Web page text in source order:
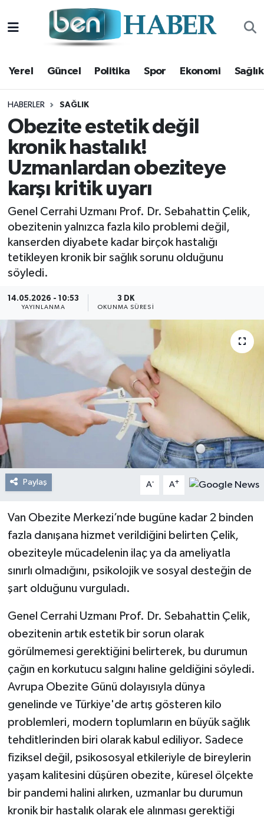
Yerel Güncel Politika Spor Ekonomi Sağlık
HABERLER SAĞLIK
Obezite estetik değil
kronik hastalık!
Uzmanlardan obeziteye
karşı kritik uyarı
Genel Cerrahi Uzmanı Prof. Dr. Sebahattin Çelik,
obezitenin yalnızca fazla kilo problemi değil,
kanserden diyabete kadar birçok hastalığı
tetikleyen kronik bir sağlık sorunu olduğunu
söyledi.
14.05.2026 - 10:53
YAYINLANMA
3 DK
OKUNMA SÜRESI
Paylaş A- A+
Van Obezite Merkezi’nde bugüne kadar 2 binden
fazla danışana hizmet verildiğini belirten Çelik,
obeziteyle mücadelenin ilaç ya da ameliyatla
sınırlı olmadığını, psikolojik ve sosyal desteğin de
şart olduğunu vurguladı.
Genel Cerrahi Uzmanı Prof. Dr. Sebahattin Çelik,
obezitenin artık estetik bir sorun olarak
görülmemesi gerektiğini belirterek, bu durumun
çağın en korkutucu salgını haline geldiğini söyledi.
Avrupa Obezite Günü dolayısıyla dünya
genelinde ve Türkiye'de artış gösteren kilo
problemleri, modern toplumların en büyük sağlık
tehditlerinden biri olarak kabul ediliyor. Sadece
fiziksel değil, psikososyal etkileriyle de bireylerin
yaşam kalitesini düşüren obezite, küresel ölçekte
bir pandemi halini alırken, uzmanlar bu durumun
kronik bir hastalık olarak ele alınması gerektiği
Yerel
Güncel
Politika
Spor
Ekonomi
Sağlık
Magazin
Kültür Sanat
Hava Durumu
Trafik Durumu
Süper Lig Puan Durumu ve Fikstür
Tüm Manşetler
Son Dakika Haberleri
Haber Arşivi